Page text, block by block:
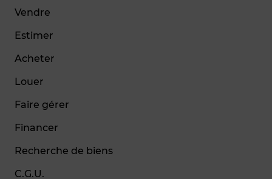
Vendre
Estimer
Acheter
Louer
Faire gérer
Financer
Recherche de biens
C.G.U.